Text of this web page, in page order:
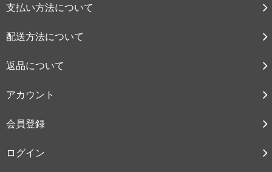
支払い方法について
配送方法について
返品について
アカウント
会員登録
ログイン